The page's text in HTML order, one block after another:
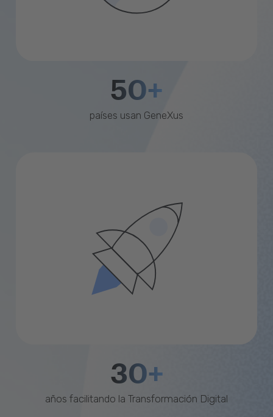
50+
países usan GeneXus
30+
años facilitando la Transformación Digital